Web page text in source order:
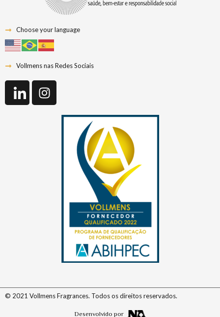
Choose your language
Vollmens nas Redes Sociais
© 2021 Vollmens Fragrances. Todos os direitos reservados.
Desenvolvido por